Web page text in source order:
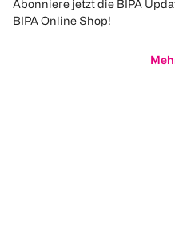
Abonniere jetzt die BIPA
BIPA Online Shop!